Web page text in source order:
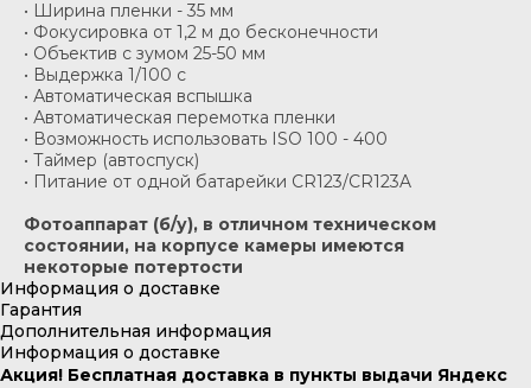
• Ширина пленки - 35 мм
• Фокусировка от 1,2 м до бесконечности
• Объектив с зумом 25-50 мм
• Выдержка 1/100 c
• Автоматическая вспышка
• Автоматическая перемотка пленки
• Возможность использовать ISO 100 - 400
• Таймер (автоспуск)
• Питание от одной батарейки CR123/CR123A
Фотоаппарат (б/у), в отличном техническом
состоянии, на корпусе камеры имеются
некоторые потертости
Информация о доставке
Гарантия
Дополнительная информация
Информация о доставке
Акция! Бесплатная доставка в пункты выдачи Яндекс